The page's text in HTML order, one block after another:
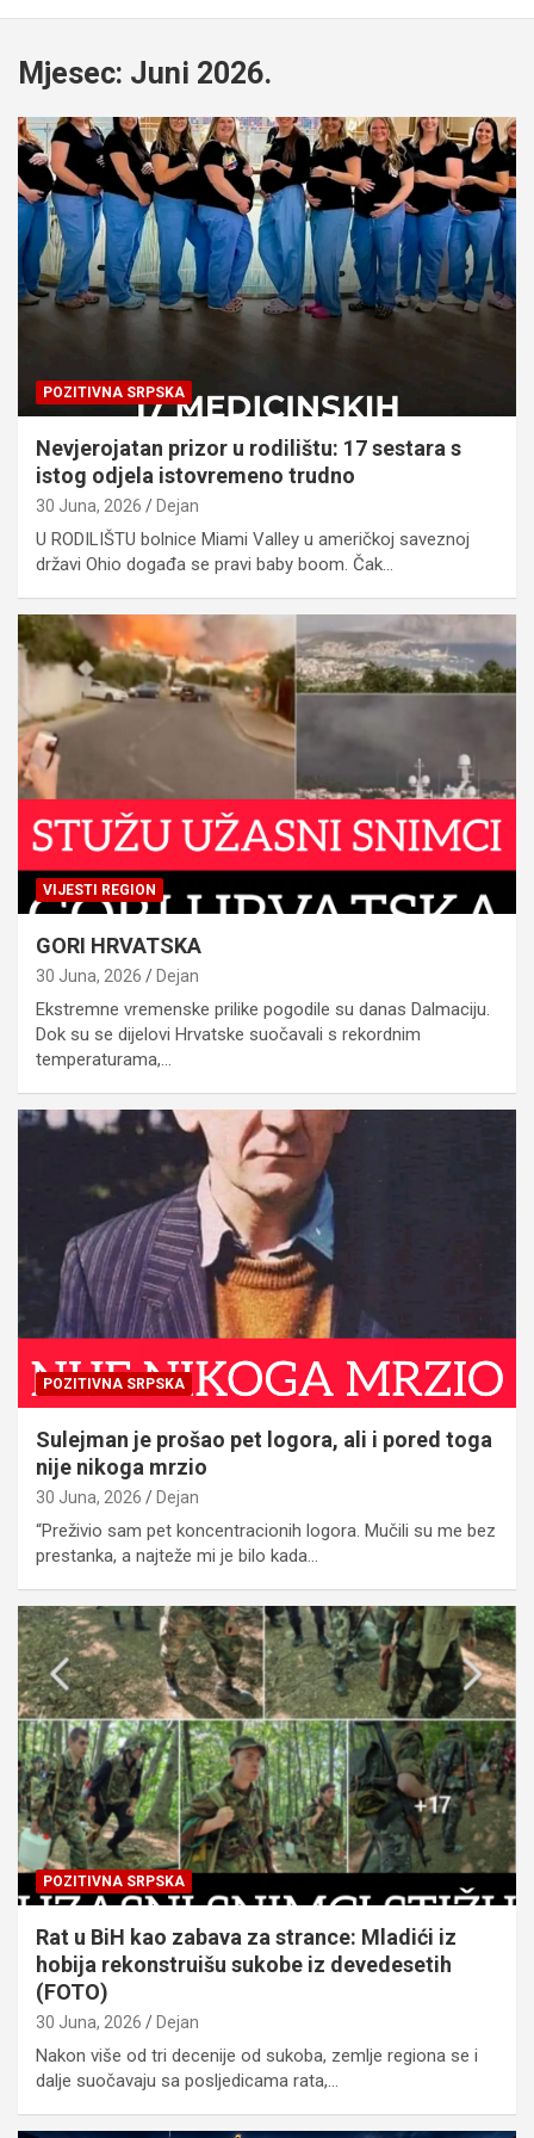
Mjesec: Juni 2026.
POZITIVNA SRPSKA
Nevjerojatan prizor u rodilištu: 17 sestara s
istog odjela istovremeno trudno
30 Juna, 2026 Dejan
U RODILIŠTU bolnice Miami Valley u američkoj saveznoj
državi Ohio događa se pravi baby boom. Čak…
VIJESTI REGION
GORI HRVATSKA
30 Juna, 2026 Dejan
Ekstremne vremenske prilike pogodile su danas Dalmaciju.
Dok su se dijelovi Hrvatske suočavali s rekordnim
temperaturama,…
POZITIVNA SRPSKA
Sulejman je prošao pet logora, ali i pored toga
nije nikoga mrzio
30 Juna, 2026 Dejan
“Preživio sam pet koncentracionih logora. Mučili su me bez
prestanka, a najteže mi je bilo kada…
POZITIVNA SRPSKA
Rat u BiH kao zabava za strance: Mladići iz
hobija rekonstruišu sukobe iz devedesetih
(FOTO)
30 Juna, 2026 Dejan
Nakon više od tri decenije od sukoba, zemlje regiona se i
dalje suočavaju sa posljedicama rata,…